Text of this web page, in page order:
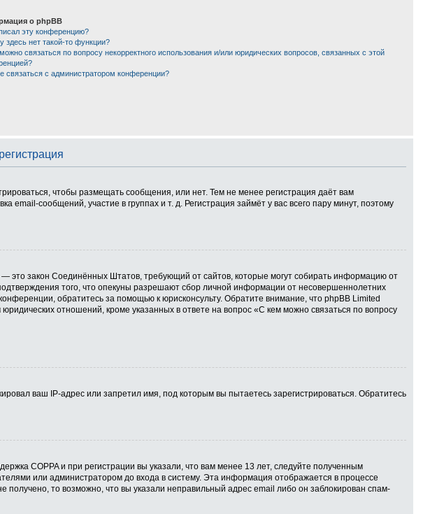
о phpBB
эту конференцию?
здесь нет такой-то функции?
связаться по вопросу некорректного использования и/или юридических вопросов, связанных с этой
связаться с администратором конференции?
чтобы размещать сообщения, или нет. Тем не менее регистрация даёт вам
сообщений, участие в группах и т. д. Регистрация займёт у вас всего пару минут, поэтому
это закон Соединённых Штатов, требующий от сайтов, которые могут собирать информацию от
того, что опекуны разрешают сбор личной информации от несовершеннолетних
обратитесь за помощью к юрисконсульту. Обратите внимание, что phpBB Limited
отношений, кроме указанных в ответе на вопрос «С кем можно связаться по вопросу
ваш IP-адрес или запретил имя, под которым вы пытаетесь зарегистрироваться. Обратитесь
COPPA и при регистрации вы указали, что вам менее 13 лет, следуйте полученным
или администратором до входа в систему. Эта информация отображается в процессе
то возможно, что вы указали неправильный адрес email либо он заблокирован спам-